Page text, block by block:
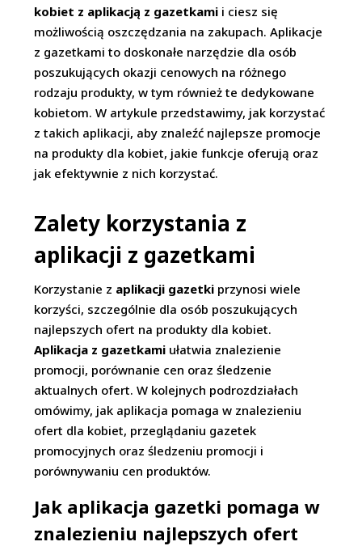
kobiet z aplikacją z gazetkami i ciesz się
możliwością oszczędzania na zakupach. Aplikacje
z gazetkami to doskonałe narzędzie dla osób
poszukujących okazji cenowych na różnego
rodzaju produkty, w tym również te dedykowane
kobietom. W artykule przedstawimy, jak korzystać
z takich aplikacji, aby znaleźć najlepsze promocje
na produkty dla kobiet, jakie funkcje oferują oraz
jak efektywnie z nich korzystać.
Zalety korzystania z
aplikacji z gazetkami
Korzystanie z aplikacji gazetki przynosi wiele
korzyści, szczególnie dla osób poszukujących
najlepszych ofert na produkty dla kobiet.
Aplikacja z gazetkami ułatwia znalezienie
promocji, porównanie cen oraz śledzenie
aktualnych ofert. W kolejnych podrozdziałach
omówimy, jak aplikacja pomaga w znalezieniu
ofert dla kobiet, przeglądaniu gazetek
promocyjnych oraz śledzeniu promocji i
porównywaniu cen produktów.
Jak aplikacja gazetki pomaga w
znalezieniu najlepszych ofert